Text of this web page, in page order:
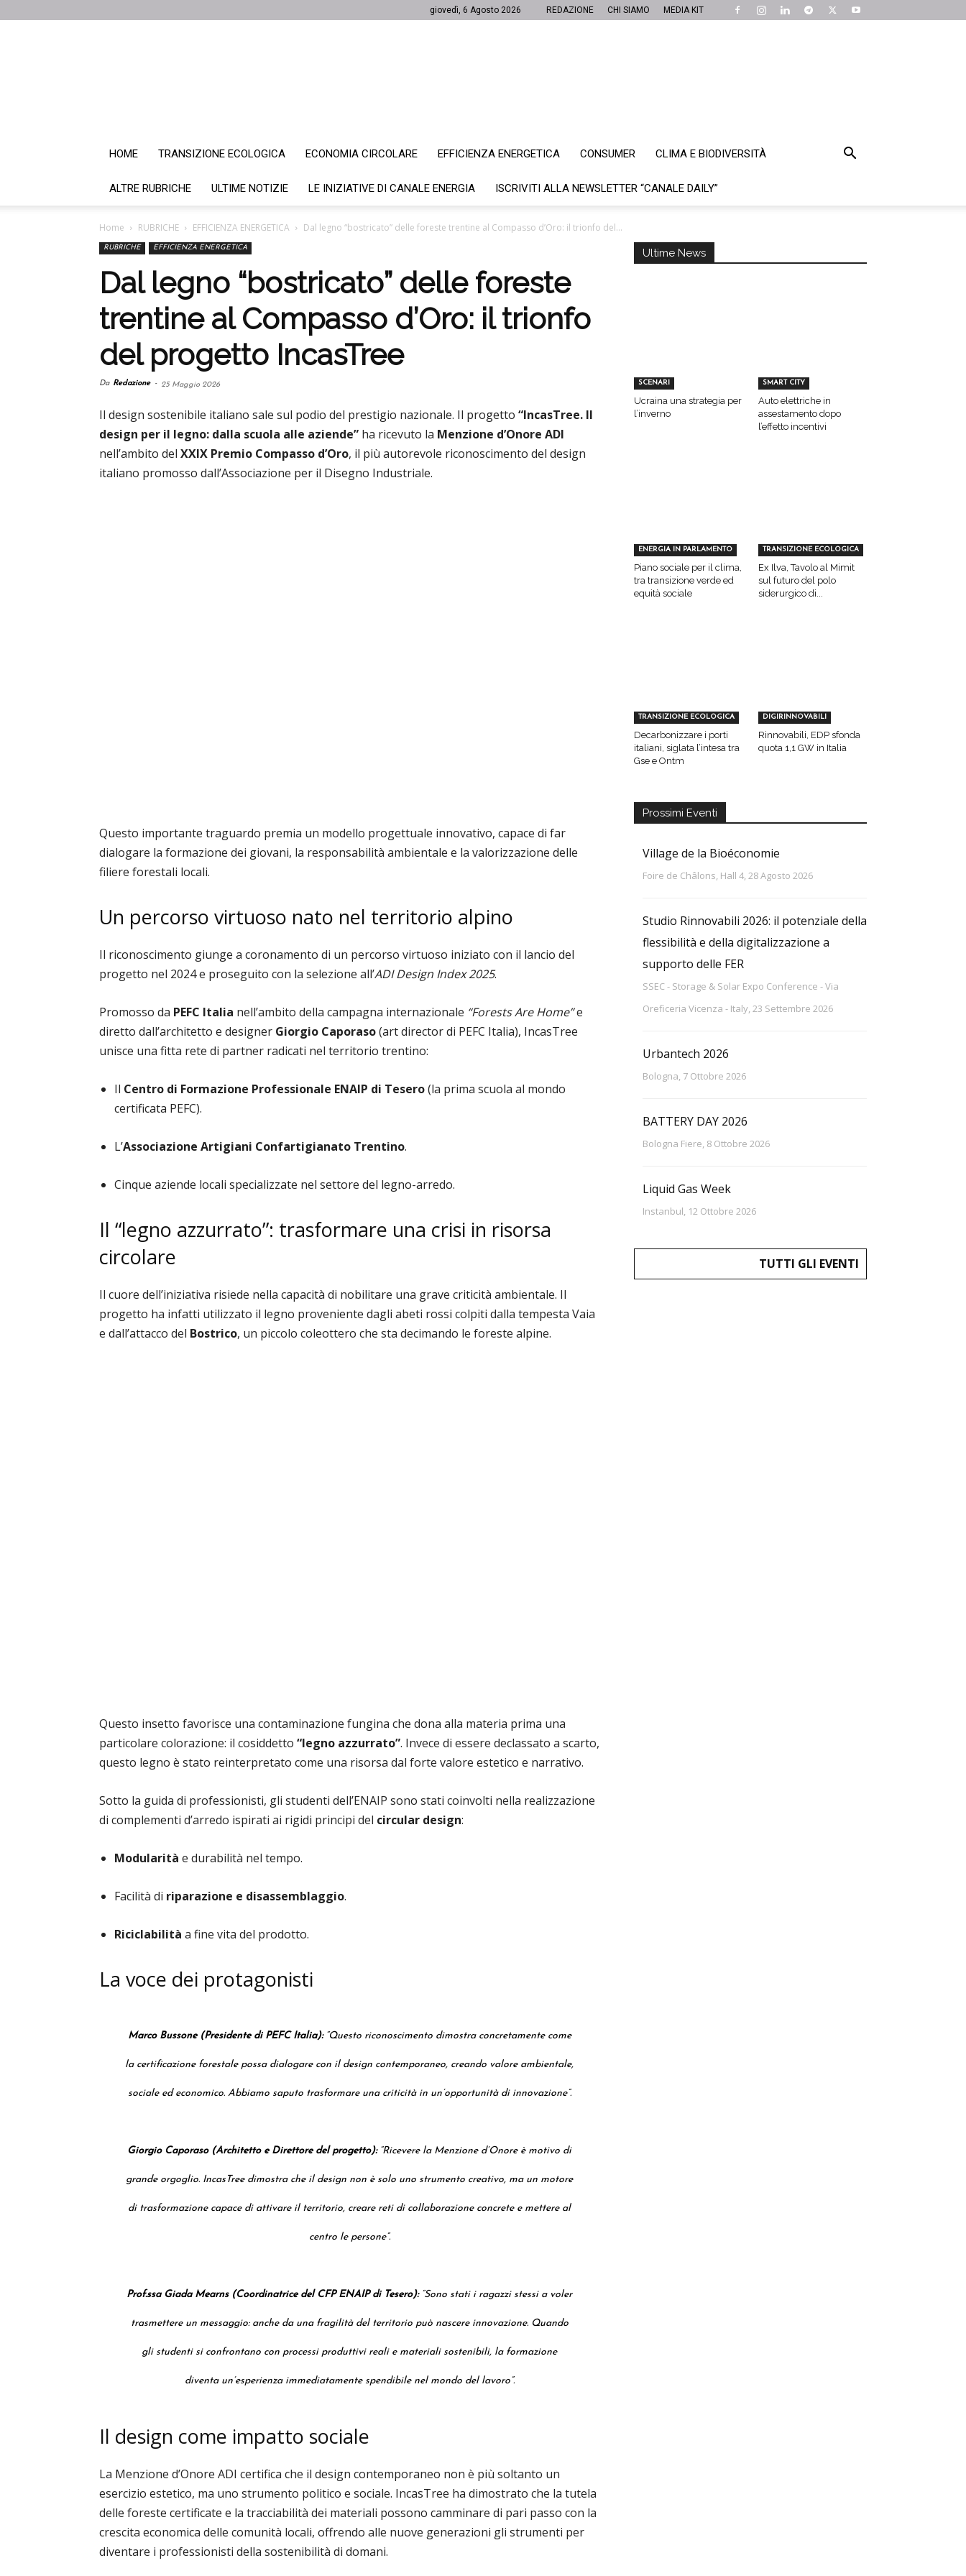
giovedì, 6 Agosto 2026 REDAZIONE CHI SIAMO MEDIA KIT
HOME TRANSIZIONE ECOLOGICA ECONOMIA CIRCOLARE EFFICIENZA ENERGETICA CONSUMER CLIMA E BIODIVERSITÀ
ALTRE RUBRICHE ULTIME NOTIZIE LE INIZIATIVE DI CANALE ENERGIA ISCRIVITI ALLA NEWSLETTER “CANALE DAILY”
Home RUBRICHE EFFICIENZA ENERGETICA Dal legno “bostricato” delle foreste trentine al Compasso d’Oro: il trionfo del...
RUBRICHE EFFICIENZA ENERGETICA
Dal legno “bostricato” delle foreste
trentine al Compasso d’Oro: il trionfo
del progetto IncasTree
Da Redazione - 25 Maggio 2026
Il design sostenibile italiano sale sul podio del prestigio nazionale. Il progetto “IncasTree. Il
design per il legno: dalla scuola alle aziende” ha ricevuto la Menzione d’Onore ADI
nell’ambito del XXIX Premio Compasso d’Oro, il più autorevole riconoscimento del design
italiano promosso dall’Associazione per il Disegno Industriale.
Questo importante traguardo premia un modello progettuale innovativo, capace di far
dialogare la formazione dei giovani, la responsabilità ambientale e la valorizzazione delle
filiere forestali locali.
Un percorso virtuoso nato nel territorio alpino
Il riconoscimento giunge a coronamento di un percorso virtuoso iniziato con il lancio del
progetto nel 2024 e proseguito con la selezione all’ADI Design Index 2025.
Promosso da PEFC Italia nell’ambito della campagna internazionale “Forests Are Home”e
diretto dall’architetto e designer Giorgio Caporaso(art director di PEFC Italia), IncasTree
unisce una fitta rete di partner radicati nel territorio trentino:
Il Centro di Formazione Professionale ENAIP di Tesero(la prima scuola al mondo
certificata PEFC).
L’Associazione Artigiani Confartigianato Trentino.
Cinque aziende locali specializzate nel settore del legno-arredo.
Il “legno azzurrato”: trasformare una crisi in risorsa
circolare
Il cuore dell’iniziativa risiede nella capacità di nobilitare una grave criticità ambientale. Il
progetto ha infatti utilizzato il legno proveniente dagli abeti rossi colpiti dalla tempesta Vaia
e dall’attacco del Bostrico, un piccolo coleottero che sta decimando le foreste alpine.
Questo insetto favorisce una contaminazione fungina che dona alla materia prima una
particolare colorazione: il cosiddetto “legno azzurrato”. Invece di essere declassato a scarto,
questo legno è stato reinterpretato come una risorsa dal forte valore estetico e narrativo.
Sotto la guida di professionisti, gli studenti dell’ENAIP sono stati coinvolti nella realizzazione
di complementi d’arredo ispirati ai rigidi principi del circular design:
Modularità e durabilità nel tempo.
Facilità di riparazione e disassemblaggio.
Riciclabilità a fine vita del prodotto.
La voce dei protagonisti
Marco Bussone (Presidente di PEFC Italia): “Questo riconoscimento dimostra concretamente come
la certificazione forestale possa dialogare con il design contemporaneo, creando valore ambientale,
sociale ed economico. Abbiamo saputo trasformare una criticità in un’opportunità di innovazione”.
Giorgio Caporaso (Architetto e Direttore del progetto): “Ricevere la Menzione d’Onore è motivo di
grande orgoglio. IncasTree dimostra che il design non è solo uno strumento creativo, ma un motore
di trasformazione capace di attivare il territorio, creare reti di collaborazione concrete e mettere al
centro le persone”.
Prof.ssa Giada Mearns (Coordinatrice del CFP ENAIP di Tesero): “Sono stati i ragazzi stessi a voler
trasmettere un messaggio: anche da una fragilità del territorio può nascere innovazione. Quando
gli studenti si confrontano con processi produttivi reali e materiali sostenibili, la formazione
diventa un’esperienza immediatamente spendibile nel mondo del lavoro”.
Il design come impatto sociale
La Menzione d’Onore ADI certifica che il design contemporaneo non è più soltanto un
esercizio estetico, ma uno strumento politico e sociale. IncasTree ha dimostrato che la tutela
delle foreste certificate e la tracciabilità dei materiali possono camminare di pari passo con la
crescita economica delle comunità locali, offrendo alle nuove generazioni gli strumenti per
diventare i professionisti della sostenibilità di domani.
Ultime News
SCENARI
Ucraina una strategia per
l’inverno
SMART CITY
Auto elettriche in
assestamento dopo
l’effetto incentivi
ENERGIA IN PARLAMENTO
Piano sociale per il clima,
tra transizione verde ed
equità sociale
TRANSIZIONE ECOLOGICA
Ex Ilva, Tavolo al Mimit
sul futuro del polo
siderurgico di...
TRANSIZIONE ECOLOGICA
Decarbonizzare i porti
italiani, siglata l’intesa tra
Gse e Ontm
DIGIRINNOVABILI
Rinnovabili, EDP sfonda
quota 1,1 GW in Italia
Prossimi Eventi
Village de la Bioéconomie
Foire de Châlons, Hall 4, 28 Agosto 2026
Studio Rinnovabili 2026: il potenziale della
flessibilità e della digitalizzazione a
supporto delle FER
SSEC - Storage & Solar Expo Conference - Via
Oreficeria Vicenza - Italy, 23 Settembre 2026
Urbantech 2026
Bologna, 7 Ottobre 2026
BATTERY DAY 2026
Bologna Fiere, 8 Ottobre 2026
Liquid Gas Week
Instanbul, 12 Ottobre 2026
TUTTI GLI EVENTI